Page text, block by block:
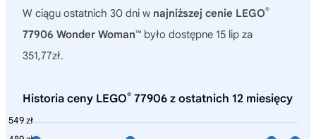
W ciągu ostatnich 30 dni w najniższej cenie LEGO®
77906 Wonder Woman™ było dostępne 15 lip za
351,77zł.
Historia ceny LEGO® 77906 z ostatnich 12 miesięcy
549 zł